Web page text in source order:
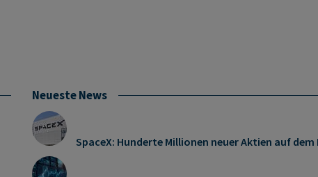
Neueste News
SpaceX: Hunderte Millionen neuer Aktien auf dem